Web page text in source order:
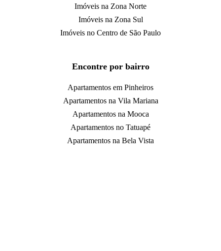
Imóveis na Zona Norte
Imóveis na Zona Sul
Imóveis no Centro de São Paulo
Encontre por bairro
Apartamentos em Pinheiros
Apartamentos na Vila Mariana
Apartamentos na Mooca
Apartamentos no Tatuapé
Apartamentos na Bela Vista